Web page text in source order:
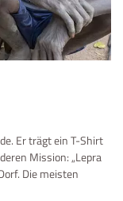
Er trägt ein T-Shirt
Mission: „Lepra
Die meisten